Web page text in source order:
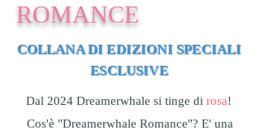
ROMANCE
COLLANA DI EDIZIONI SPECIALI
ESCLUSIVE
Dal 2024 Dreamerwhale si tinge di rosa!
Cos'è "Dreamerwhale Romance"? E' una